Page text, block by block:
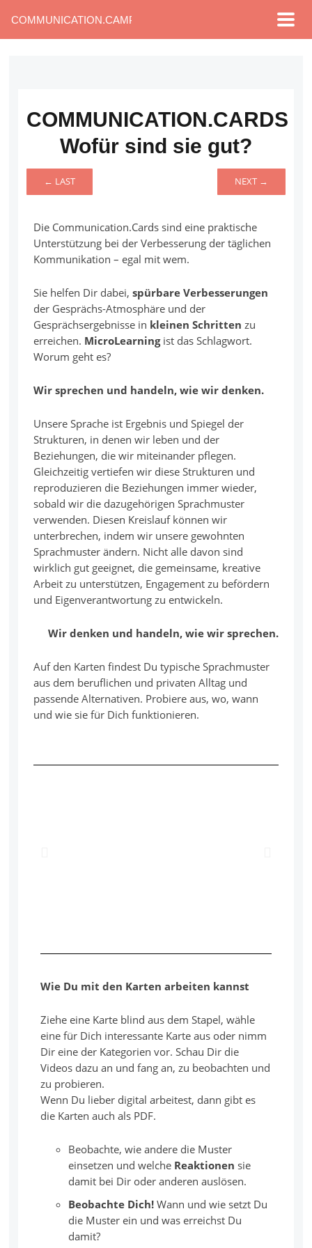
COMMUNICATION.CAMP
COMMUNICATION.CARDS
Wofür sind sie gut?
← LAST NEXT →
Die Communication.Cards sind eine praktische
Unterstützung bei der Verbesserung der täglichen
Kommunikation – egal mit wem.
Sie helfen Dir dabei,spürbare Verbesserungen
der Gesprächs-Atmosphäre und der
Gesprächsergebnisse in kleinen Schritten zu
erreichen. MicroLearningist das Schlagwort.
Worum geht es?
Wir sprechen und handeln, wie wir denken.
Unsere Sprache ist Ergebnis und Spiegel der
Strukturen, in denen wir leben und der
Beziehungen, die wir miteinander pflegen.
Gleichzeitig vertiefen wir diese Strukturen und
reproduzieren die Beziehungen immer wieder,
sobald wir die dazugehörigen Sprachmuster
verwenden. Diesen Kreislauf können wir
unterbrechen, indem wir unsere gewohnten
Sprachmuster ändern. Nicht alle davon sind
wirklich gut geeignet, die gemeinsame, kreative
Arbeit zu unterstützen, Engagement zu befördern
und Eigenverantwortung zu entwickeln.
Wir denken und handeln, wie wir sprechen.
Auf den Karten findest Du typische Sprachmuster
aus dem beruflichen und privaten Alltag und
passende Alternativen. Probiere aus, wo, wann
und wie sie für Dich funktionieren.
Wie Du mit den Karten arbeiten kannst
Ziehe eine Karte blind aus dem Stapel, wähle
eine für Dich interessante Karte aus oder nimm
Dir eine der Kategorien vor. Schau Dir die
Videos dazu an und fang an, zu beobachten und
zu probieren.
Wenn Du lieber digital arbeitest, dann gibt es
die Karten auch als PDF.
Beobachte, wie andere die Muster
einsetzen und welche Reaktionen sie
damit bei Dir oder anderen auslösen.
Beobachte Dich! Wann und wie setzt Du
die Muster ein und was erreichst Du
damit?